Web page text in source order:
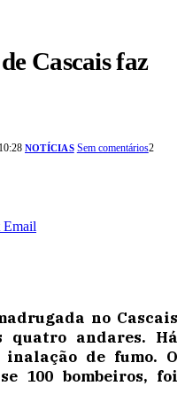
Cascais faz
NOTÍCIAS Sem comentários2
Email
no Cascais
quatro andares. Há
de fumo. O
100 bombeiros, foi